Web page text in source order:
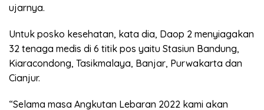
ujarnya.
Untuk posko kesehatan, kata dia, Daop 2 menyiagakan
32 tenaga medis di 6 titik pos yaitu Stasiun Bandung,
Kiaracondong, Tasikmalaya, Banjar, Purwakarta dan
Cianjur.
“Selama masa Angkutan Lebaran 2022 kami akan